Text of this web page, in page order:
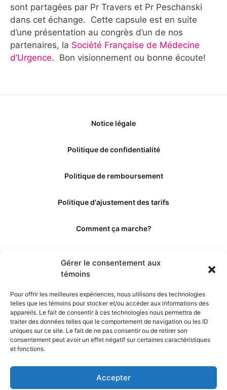
Gérer le consentement aux
témoins
Pour offrir les meilleures expériences, nous utilisons des technologies
telles que les témoins pour stocker et/ou accéder aux informations des
appareils. Le fait de consentir à ces technologies nous permettra de
traiter des données telles que le comportement de navigation ou les ID
uniques sur ce site. Le fait de ne pas consentir ou de retirer son
consentement peut avoir un effet négatif sur certaines caractéristiques
et fonctions.
Accepter
sont partagées par Pr Travers et Pr Peschanski
dans cet échange. Cette capsule est en suite
d’une présentation au congrès d’un de nos
partenaires, la Société Française de Médecine
d’Urgence. Bon visionnement ou bonne écoute!
Notice légale
Politique de confidentialité
Politique de remboursement
Politique d'ajustement des tarifs
Comment ça marche?
Les éditeurs
Les experts et collaborateurs